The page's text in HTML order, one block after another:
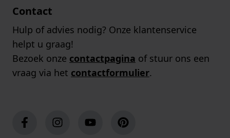
Contact
Hulp of advies nodig? Onze klantenservice
helpt u graag!
Bezoek onze contactpagina of stuur ons een
vraag via het contactformulier.